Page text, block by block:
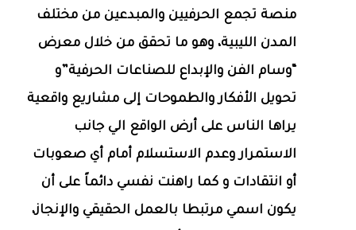
منصة تجمع الحرفيين والمبدعين من مختلف
المدن الليبية، وهو ما تحقق من خلال معرض
“وسام الفن والإبداع للصناعات الحرفية”و
تحويل الأفكار والطموحات إلى مشاريع واقعية
يراها الناس على أرض الواقع الي جانب
الاستمرار وعدم الاستسلام أمام أي صعوبات
أو انتقادات و كما راهنت نفسي دائماً على أن
يكون اسمي مرتبطا بالعمل الحقيقي والإنجاز،